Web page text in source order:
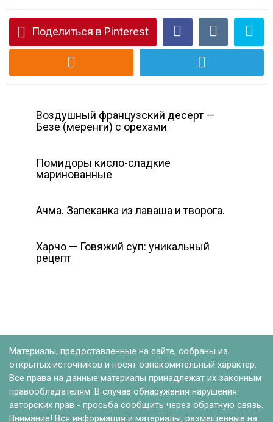
Поделиться в Pinterest
Воздушный французский десерт —
Безе (меренги) с орехами
Помидоры кисло-сладкие
маринованные
Ачма. Запеканка из лаваша и творога.
Харчо — Говяжий суп: уникальный
рецепт
Материалы, предоставленные на сайте, собраны из
открытых источников и носят ознакомительный характер.
Все права на данные материалы принадлежат их законным
правообладателям. В случае обнаружения нарушения
авторских прав - просьба сообщить через обратную связь.
Внимание! Вся информация и материалы, размещенные на